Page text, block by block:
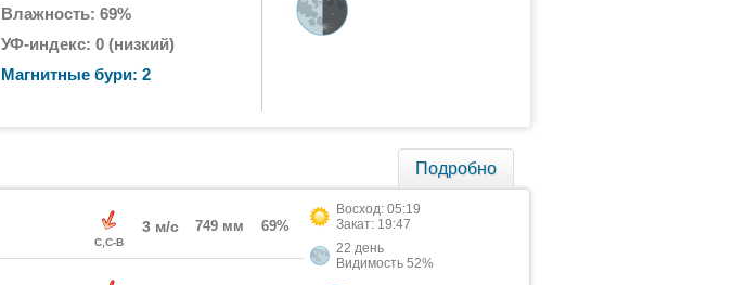
Влажность: 69%
УФ-индекс: 0 (низкий)
Магнитные бури: 2
Подробно
С,С-В
3 м/с 749 мм 69%
Восход: 05:19
Закат: 19:47
22 день
Видимость 52%